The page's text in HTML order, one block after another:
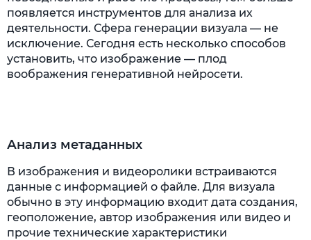
появляется инструментов для анализа их
деятельности. Сфера генерации визуала — не
исключение. Сегодня есть несколько способов
установить, что изображение — плод
воображения генеративной нейросети.
Анализ метаданных
В изображения и видеоролики встраиваются
данные с информацией о файле. Для визуала
обычно в эту информацию входит дата создания,
геоположение, автор изображения или видео и
прочие технические характеристики